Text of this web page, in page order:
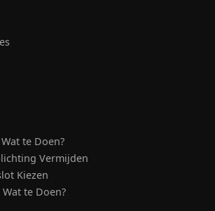
te Doen?
Vermijden
Kiezen
te Doen?